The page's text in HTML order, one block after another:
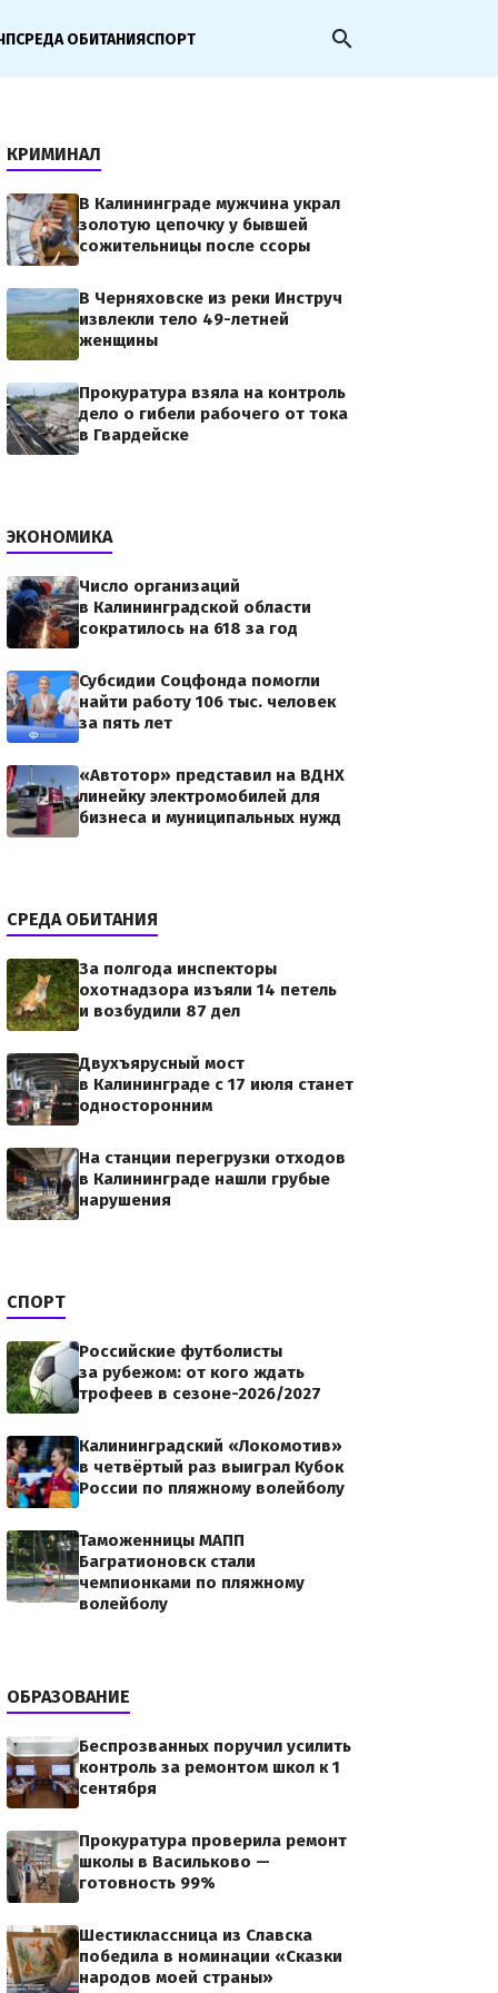
СРЕДА ОБИТАНИЯСПОРТ search
РФ
области
– у
z01.jpgВ
Pobeda-
лишь
в этот день
образа жизни.…
КРИМИНАЛ
В Калининграде мужчина украл
золотую цепочку у бывшей
сожительницы после ссоры
В Черняховске из реки Инструч
извлекли тело 49-летней
женщины
Прокуратура взяла на контроль
дело о гибели рабочего от тока
в Гвардейске
ЭКОНОМИКА
Число организаций
в Калининградской области
сократилось на 618 за год
Субсидии Соцфонда помогли
найти работу 106 тыс. человек
за пять лет
«Автотор» представил на ВДНХ
линейку электромобилей для
бизнеса и муниципальных нужд
СРЕДА ОБИТАНИЯ
За полгода инспекторы
охотнадзора изъяли 14 петель
и возбудили 87 дел
Двухъярусный мост
в Калининграде с 17 июля станет
односторонним
На станции перегрузки отходов
в Калининграде нашли грубые
нарушения
СПОРТ
Российские футболисты
за рубежом: от кого ждать
трофеев в сезоне-2026/2027
Калининградский «Локомотив»
в четвёртый раз выиграл Кубок
России по пляжному волейболу
Таможенницы МАПП
Багратионовск стали
чемпионками по пляжному
волейболу
ОБРАЗОВАНИЕ
Беспрозванных поручил усилить
контроль за ремонтом школ к 1
сентября
Прокуратура проверила ремонт
школы в Васильково —
готовность 99%
Шестиклассница из Славска
победила в номинации «Сказки
народов моей страны»